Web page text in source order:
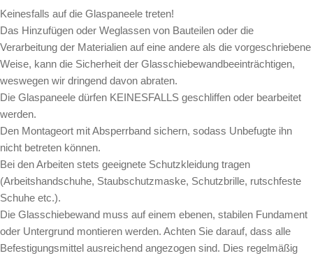
Keinesfalls auf die Glaspaneele treten!
Das Hinzufügen oder Weglassen von Bauteilen oder die
Verarbeitung der Materialien auf eine andere als die vorgeschriebene
Weise, kann die Sicherheit der Glasschiebewandbeeinträchtigen,
weswegen wir dringend davon abraten.
Die Glaspaneele dürfen KEINESFALLS geschliffen oder bearbeitet
werden.
Den Montageort mit Absperrband sichern, sodass Unbefugte ihn
nicht betreten können.
Bei den Arbeiten stets geeignete Schutzkleidung tragen
(Arbeitshandschuhe, Staubschutzmaske, Schutzbrille, rutschfeste
Schuhe etc.).
Die Glasschiebewand muss auf einem ebenen, stabilen Fundament
oder Untergrund montieren werden. Achten Sie darauf, dass alle
Befestigungsmittel ausreichend angezogen sind. Dies regelmäßig